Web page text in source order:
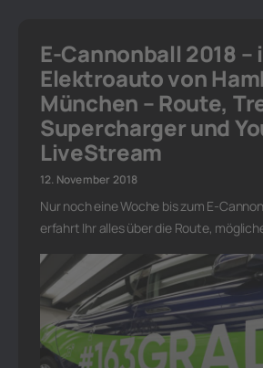
E-Cannonball 2018 –
Elektroauto von
München – Route,
Supercharger und
LiveStream
12. November 2018
Nur noch eine Woche bis zum E-
erfahrt Ihr alles über die Route,